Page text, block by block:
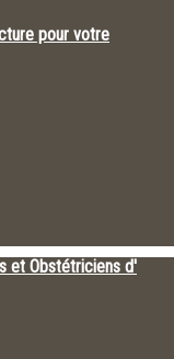
pour votre
et Obstétriciens d'